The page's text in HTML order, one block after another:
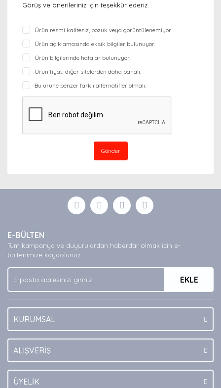
Görüş ve önerileriniz için teşekkür ederiz.
Ürün resmi kalitesiz, bozuk veya görüntülenemiyor.
Ürün açıklamasında eksik bilgiler bulunuyor.
Ürün bilgilerinde hatalar bulunuyor.
Ürün fiyatı diğer sitelerden daha pahalı.
Bu ürüne benzer farklı alternatifler olmalı.
Gönder
E-BÜLTEN
Tüm kampanya ve duyurulardan haberdar olmak için e-
bültenimize kaydolunuz.
EKLE
KURUMSAL
ALIŞVERİŞ
ÜYELİK